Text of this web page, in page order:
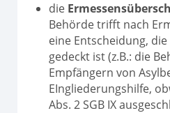
die
Behörde trifft nach
eine Entscheidung,
gedeckt ist (z.B.: die
Empfängern von
EIngliederungshilfe,
Abs. 2 SGB IX